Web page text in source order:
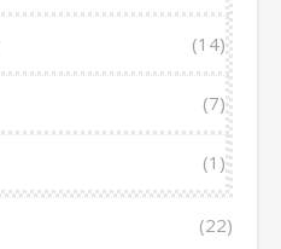
(14)
(7)
(1)
(22)